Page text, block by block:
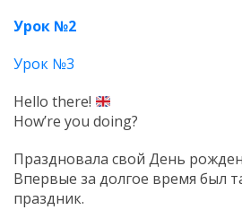
Урок №2
Урок №3
Hello there!
How’re you doing?
Праздновала свой День
Впервые за долгое время был
праздник.